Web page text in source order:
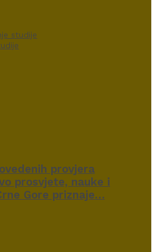
studije
provjera
prosvjete, nauke i
Gore priznaje…